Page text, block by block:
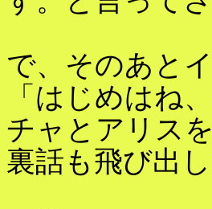
で、そのあと
「はじめはね
チャとアリス
裏話も飛び出